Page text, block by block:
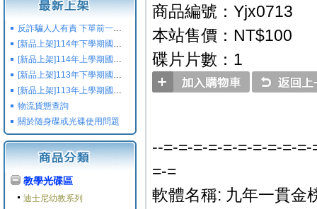
反詐騙人人有責 下單前一定要注意
[新品上架]114年下學期國小國中高中命題光碟,校用卷,習作
[新品上架]114年上學期國小國中高中命題光碟,校用卷,習作
[新品上架]113年下學期國小國中高中命題光碟,校用卷,習作
[新品上架]113年上學期國小國中高中命題光碟,校用卷,習作
物流貨態查詢
關於随身碟或光碟使用問題
教學光碟區
迪士尼幼教系列
商品編號：Yjx0713
本站售價：NT$100
碟片片數：1
--=-=-=-=-=-=-=-=-=-
=-=
軟體名稱: 九年一貫金